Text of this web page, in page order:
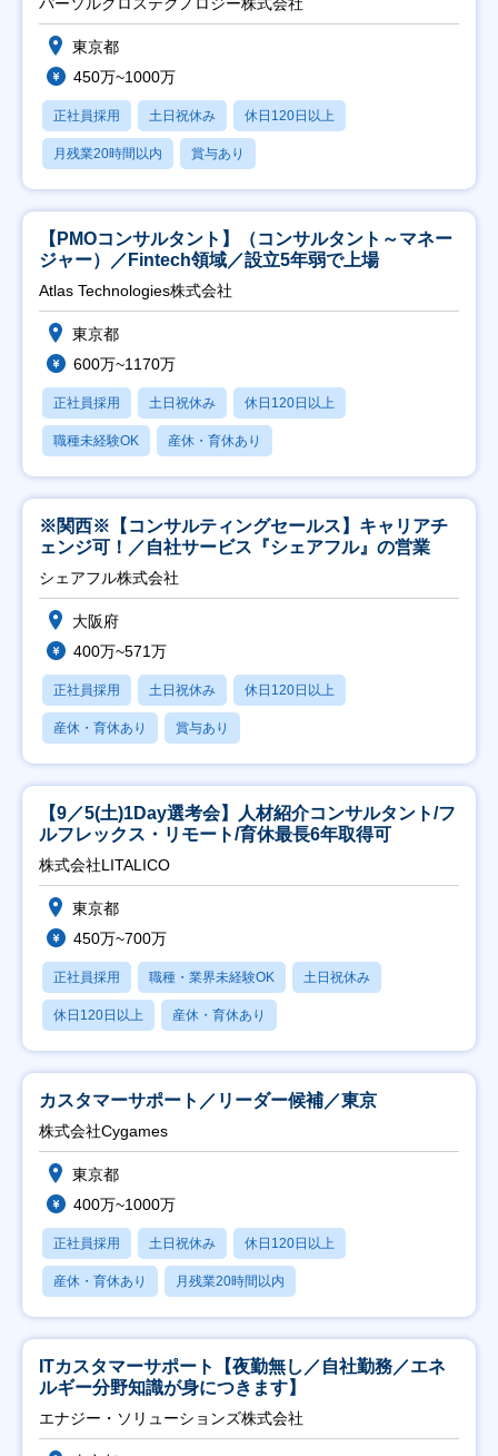
東京都
450万~1000万
正社員採用 土日祝休み 休日120日以上
月残業20時間以内 賞与あり
【PMOコンサルタント】（コンサルタント～マネー
ジャー）／Fintech領域／設立5年弱で上場
Atlas Technologies株式会社
東京都
600万~1170万
正社員採用 土日祝休み 休日120日以上
職種未経験OK 産休・育休あり
※関西※【コンサルティングセールス】キャリアチ
ェンジ可！／自社サービス『シェアフル』の営業
シェアフル株式会社
大阪府
400万~571万
正社員採用 土日祝休み 休日120日以上
産休・育休あり 賞与あり
【9／5(土)1Day選考会】人材紹介コンサルタント/フ
ルフレックス・リモート/育休最長6年取得可
株式会社LITALICO
東京都
450万~700万
正社員採用 職種・業界未経験OK 土日祝休み
休日120日以上 産休・育休あり
カスタマーサポート／リーダー候補／東京
株式会社Cygames
東京都
400万~1000万
正社員採用 土日祝休み 休日120日以上
産休・育休あり 月残業20時間以内
ITカスタマーサポート【夜勤無し／自社勤務／エネ
ルギー分野知識が身につきます】
エナジー・ソリューションズ株式会社